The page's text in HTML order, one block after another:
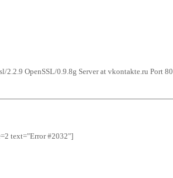
2.2.9 OpenSSL/0.9.8g Server at vkontakte.ru Port 80
text="Error #2032"]